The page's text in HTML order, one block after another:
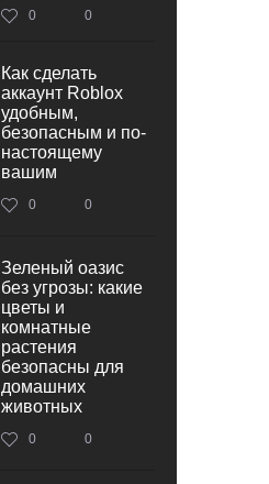
0 0
Как сделать
аккаунт Roblox
удобным,
безопасным и по-
настоящему
вашим
0 0
Зеленый оазис
без угрозы: какие
цветы и
комнатные
растения
безопасны для
домашних
животных
0 0